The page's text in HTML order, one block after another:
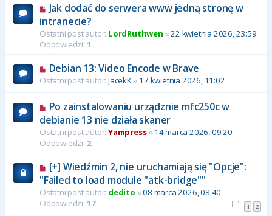
Jak dodać do serwera www jedną stronę w
intranecie?
Ostatni post autor: LordRuthwen «22 kwietnia 2026, 23:59
Odpowiedzi: 1
Debian 13: Video Encode w Brave
Ostatni post autor: JacekK« 17 kwietnia 2026, 11:02
Po zainstalowaniu urządznie mfc250c w
debianie 13 nie działa skaner
Ostatni post autor: Yampress« 14 marca 2026, 09:20
Odpowiedzi: 2
[+] Wiedźmin 2, nie uruchamiają się "Opcje":
"Failed to load module "atk-bridge""
Ostatni post autor: dedito «08 marca 2026, 08:40
Odpowiedzi: 17 1 2